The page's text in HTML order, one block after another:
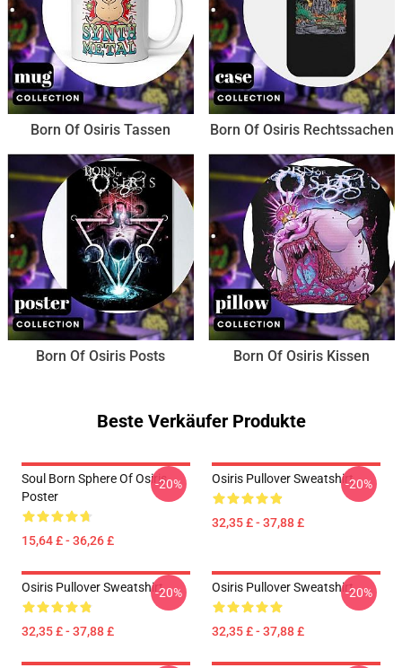
Born Of Osiris Tassen Born Of Osiris Rechtssachen
Born Of Osiris Posts Born Of Osiris Kissen
Beste Verkäufer Produkte
Soul Born Sphere Of Osiris
Poster
15,64 £ - 36,26 £
-20% Osiris Pullover Sweatshirt
32,35 £ - 37,88 £
-20%
Osiris Pullover Sweatshirt
32,35 £ - 37,88 £
-20% Osiris Pullover Sweatshirt
32,35 £ - 37,88 £
-20%